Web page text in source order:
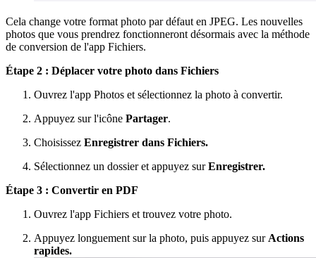
Cela change votre format photo par défaut en JPEG. Les nouvelles
photos que vous prendrez fonctionneront désormais avec la méthode
de conversion de l'app Fichiers.
Étape 2 : Déplacer votre photo dans Fichiers
Ouvrez l'app Photos et sélectionnez la photo à convertir.
Appuyez sur l'icône Partager.
Choisissez Enregistrer dans Fichiers.
Sélectionnez un dossier et appuyez surEnregistrer.
Étape 3 : Convertir en PDF
Ouvrez l'app Fichiers et trouvez votre photo.
Appuyez longuement sur la photo, puis appuyez surActions
rapides.